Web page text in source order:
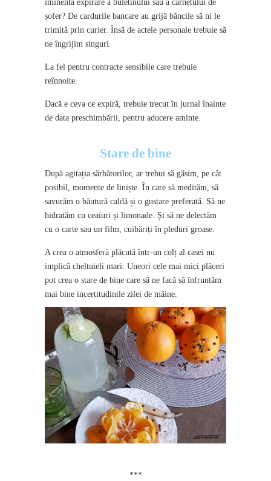
iminenta expirare a buletinului sau a carnetului de
șofer? De cardurile bancare au grijă băncile să ni le
trimită prin curier. Însă de actele personale trebuie să
ne îngrijim singuri.
La fel pentru contracte sensibile care trebuie
reînnoite.
Dacă e ceva ce expiră, trebuie trecut în jurnal înainte
de data preschimbării, pentru aducere aminte.
Stare de bine
După agitația sărbătorilor, ar trebui să găsim, pe cât
posibil, momente de liniște. În care să medităm, să
savurăm o băutură caldă și o gustare preferată. Să ne
hidratăm cu ceaiuri și limonade. Și să ne delectăm
cu o carte sau un film, cuibăriți în pleduri groase.
A crea o atmosferă plăcută într-un colț al casei nu
implică cheltuieli mari. Uneori cele mai mici plăceri
pot crea o stare de bine care să ne facă să înfruntăm
mai bine incertitudinile zilei de mâine.
***